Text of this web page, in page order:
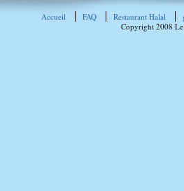
Accueil FAQ Restaurant Halal
Copyright 2008